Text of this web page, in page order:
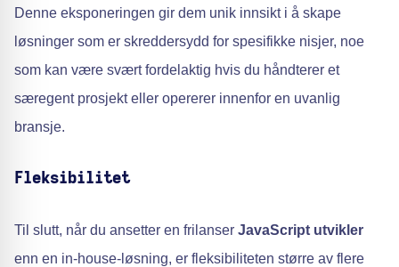
Denne eksponeringen gir dem unik innsikt i å skape
løsninger som er skreddersydd for spesifikke nisjer, noe
som kan være svært fordelaktig hvis du håndterer et
særegent prosjekt eller opererer innenfor en uvanlig
bransje.
Fleksibilitet
Til slutt, når du ansetter en frilanser JavaScript utvikler
enn en in-house-løsning, er fleksibiliteten større av flere